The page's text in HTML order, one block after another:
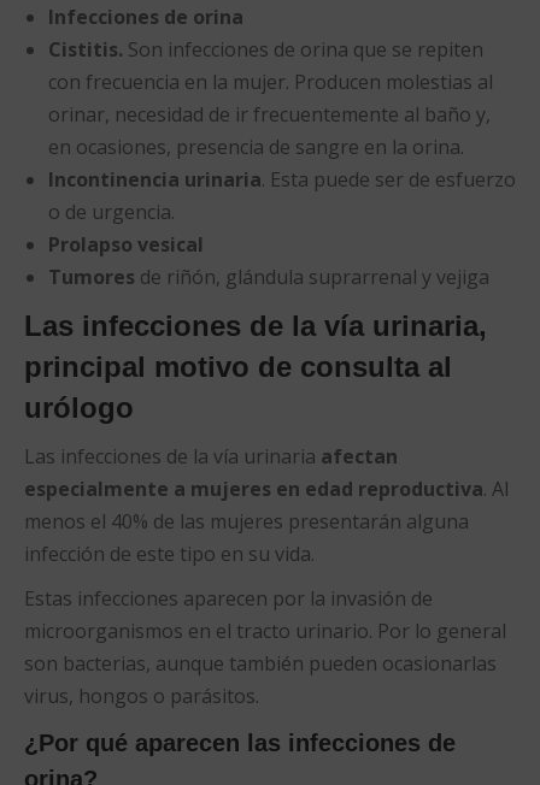
Infecciones de orina
Cistitis. Son infecciones de orina que se repiten
con frecuencia en la mujer. Producen molestias al
orinar, necesidad de ir frecuentemente al baño y,
en ocasiones, presencia de sangre en la orina.
Incontinencia urinaria. Esta puede ser de esfuerzo
o de urgencia.
Prolapso vesical
Tumores de riñón, glándula suprarrenal y vejiga
Las infecciones de la vía urinaria,
principal motivo de consulta al
urólogo
Las infecciones de la vía urinaria afectan
especialmente a mujeres en edad reproductiva. Al
menos el 40% de las mujeres presentarán alguna
infección de este tipo en su vida.
Estas infecciones aparecen por la invasión de
microorganismos en el tracto urinario. Por lo general
son bacterias, aunque también pueden ocasionarlas
virus, hongos o parásitos.
¿Por qué aparecen las infecciones de
orina?